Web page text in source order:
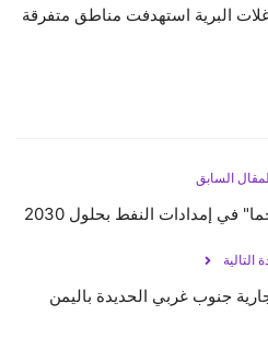
البرية استهدفت مناطق متفرقة
السابق
في إمدادات النفط بحلول 2030
التالية
جنوب غربي الحديدة باليمن